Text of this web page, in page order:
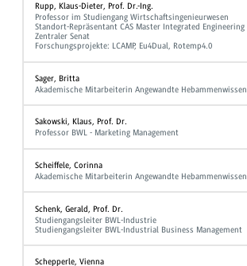
Rupp, Klaus-Dieter, Prof. Dr.-Ing.
Professor im Studiengang Wirtschaftsingenieurwesen
Standort-Repräsentant CAS Master Integrated Engineering
Zentraler Senat
Forschungsprojekte: LCAMP, Eu4Dual, Rotemp4.0
Sager, Britta
Akademische Mitarbeiterin Angewandte
Sakowski, Klaus, Prof. Dr.
Professor BWL - Marketing Management
Scheiffele, Corinna
Akademische Mitarbeiterin Angewandte
Schenk, Gerald, Prof. Dr.
Studiengangsleiter BWL-Industrie
Studiengangsleiter BWL-Industrial Business Management
Schepperle, Vienna